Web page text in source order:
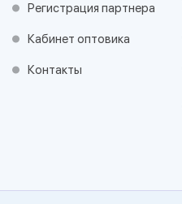
Регистрация партнера
Кабинет оптовика
Контакты